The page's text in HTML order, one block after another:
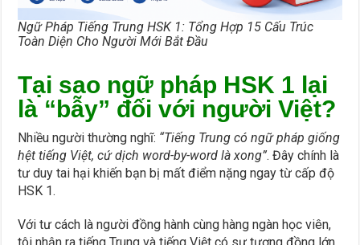
Ngữ Pháp Tiếng Trung HSK 1: Tổng Hợp 15 Cấu Trúc
Toàn Diện Cho Người Mới Bắt Đầu
Tại sao ngữ pháp HSK 1 lại
là “bẫy” đối với người Việt?
Nhiều người thường nghĩ: “Tiếng Trung có ngữ pháp giống
hệt tiếng Việt, cứ dịch word-by-word là xong”. Đây chính là
tư duy tai hại khiến bạn bị mất điểm nặng ngay từ cấp độ
HSK 1.
Với tư cách là người đồng hành cùng hàng ngàn học viên,